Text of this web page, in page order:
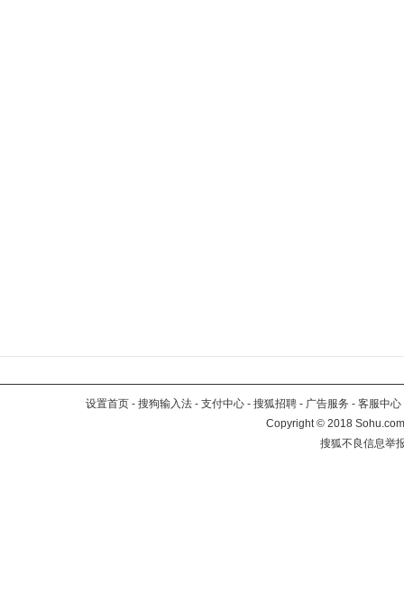
设置首页 - 搜狗输入法 - 支付中心 - 搜狐招聘 - 广告服务 - 客服中心
Copyright©2018
搜狐不良信息举